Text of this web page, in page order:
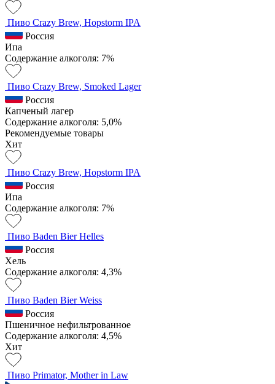
Пиво Crazy Brew, Hopstorm IPA
Россия
Ипа
Содержание алкоголя: 7%
Пиво Crazy Brew, Smoked Lager
Россия
Капченый лагер
Содержание алкоголя: 5,0%
Рекомендуемые товары
Хит
Пиво Crazy Brew, Hopstorm IPA
Россия
Ипа
Содержание алкоголя: 7%
Пиво Baden Bier Helles
Россия
Хель
Содержание алкоголя: 4,3%
Пиво Baden Bier Weiss
Россия
Пшеничное нефильтрованное
Содержание алкоголя: 4,5%
Хит
Пиво Primator, Mother in Law